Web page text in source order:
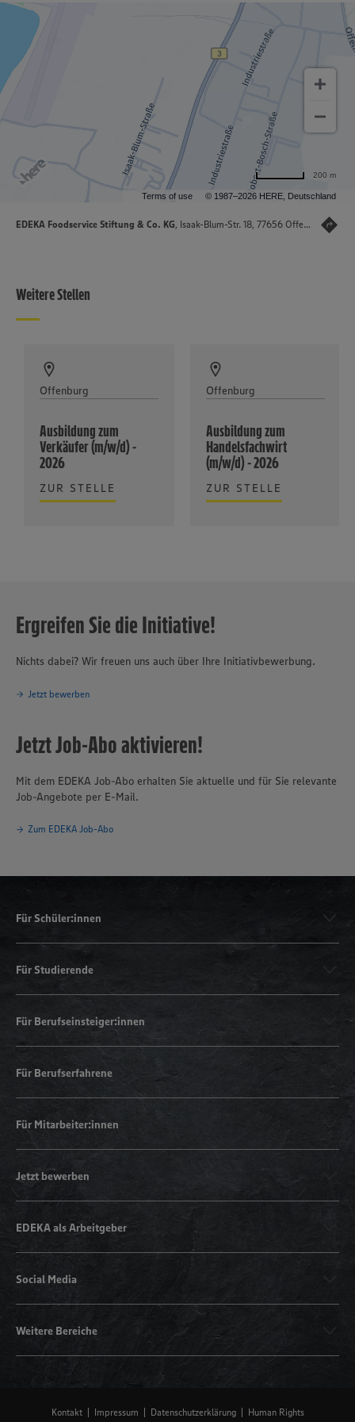
Terms of use © 1987–2026 HERE, Deutschland
200 m
EDEKA Foodservice Stiftung & Co. KG, Isaak-Blum-Str. 18, 77656 Offenburg-Hohberg
Weitere Stellen
Offenburg
Ausbildung zum
Verkäufer (m/w/d) -
2026
ZUR STELLE
Offenburg
Ausbildung zum
Handelsfachwirt
(m/w/d) - 2026
ZUR STELLE
Ergreifen Sie die Initiative!
Nichts dabei? Wir freuen uns auch über Ihre Initiativbewerbung.
Jetzt bewerben
Jetzt Job-Abo aktivieren!
Mit dem EDEKA Job-Abo erhalten Sie aktuelle und für Sie relevante
Job-Angebote per E-Mail.
Zum EDEKA Job-Abo
Für Schüler:innen
Für Studierende
Für Berufseinsteiger:innen
Für Berufserfahrene
Für Mitarbeiter:innen
Jetzt bewerben
EDEKA als Arbeitgeber
Social Media
Weitere Bereiche
Kontakt Impressum Datenschutzerklärung Human Rights